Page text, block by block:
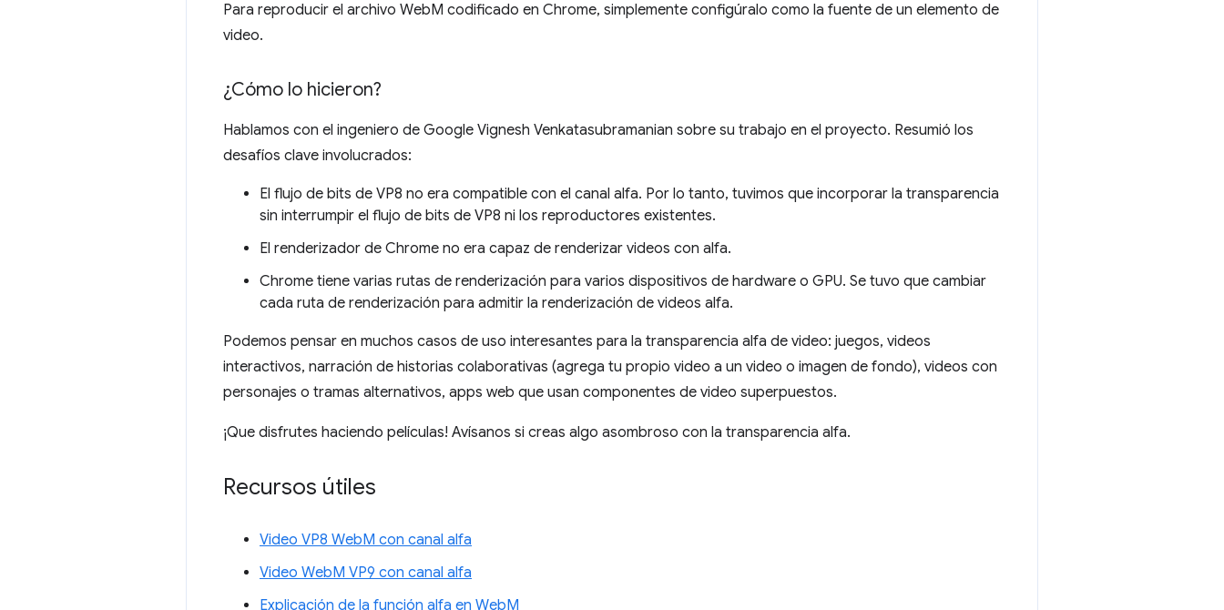
Para reproducir el archivo WebM codificado en Chrome, simplemente configúralo como la fuente de un elemento de
video.
¿Cómo lo hicieron?
Hablamos con el ingeniero de Google Vignesh Venkatasubramanian sobre su trabajo en el proyecto. Resumió los
desafíos clave involucrados:
El flujo de bits de VP8 no era compatible con el canal alfa. Por lo tanto, tuvimos que incorporar la transparencia
sin interrumpir el flujo de bits de VP8 ni los reproductores existentes.
El renderizador de Chrome no era capaz de renderizar videos con alfa.
Chrome tiene varias rutas de renderización para varios dispositivos de hardware o GPU. Se tuvo que cambiar
cada ruta de renderización para admitir la renderización de videos alfa.
Podemos pensar en muchos casos de uso interesantes para la transparencia alfa de video: juegos, videos
interactivos, narración de historias colaborativas (agrega tu propio video a un video o imagen de fondo), videos con
personajes o tramas alternativos, apps web que usan componentes de video superpuestos.
¡Que disfrutes haciendo películas! Avísanos si creas algo asombroso con la transparencia alfa.
Recursos útiles
Video VP8 WebM con canal alfa
Video WebM VP9 con canal alfa
Explicación de la función alfa en WebM